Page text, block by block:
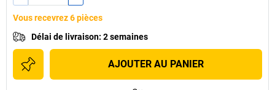
Vous recevrez 6 pièces
Délai de livraison: 2 semaines
AJOUTER AU PANIER